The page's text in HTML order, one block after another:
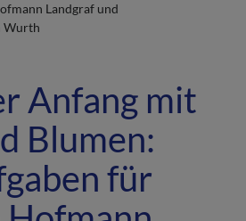
Landgraf und
Wurth
Anfang mit
Blumen:
für